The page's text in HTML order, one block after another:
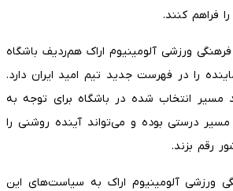
فراهم کنند.
ورزشی آلومینیوم اراک هم‌ردیف باشگاه
را در فهرست جدید تیم امید ایران دارد.
مسیر انتخاب شده در باشگاه برای توجه به
مسیر درستی بوده و می‌تواند آینده روشنی را
رقم بزند.
ورزشی آلومینیوم اراک به سیاست‌های این